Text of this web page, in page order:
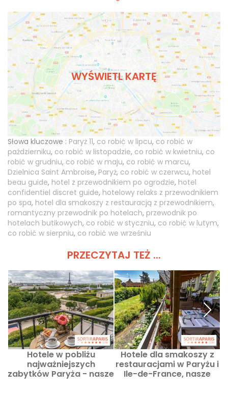
WYŚWIETL KARTĘ
Słowa kluczowe : Paryż 11, co robić w lipcu, co robić w
październiku, co robić w listopadzie, co robić w kwietniu, co
robić w grudniu, co robić w maju, co robić w marcu,
Dzielnica Saint Ambroise, Paryż, co robić w czerwcu, hotel
beau guide, hotel z przewodnikiem po ogrodzie, hotel
confidentiel discret guide, hotelowy relaks z przewodnikiem
po spa, hotel dla smakoszy z restauracją z przewodnikiem,
romantyczny przewodnik po hotelach, przewodnik po
hotelach butikowych, co robić w styczniu, co robić w lutym,
co robić w sierpniu, co robić we wrześniu
PRZECZYTAJ TEŻ ...
Hotele w pobliżu
najważniejszych
zabytków Paryża - nasze
Hotele dla smakoszy z
restauracjami w Paryżu i
Ile-de-France, nasze